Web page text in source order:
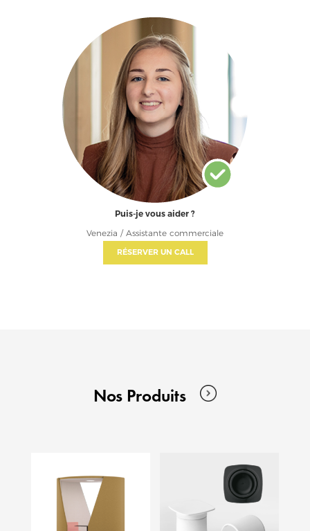
Puis-je vous aider ?
Venezia / Assistante commerciale
RÉSERVER UN CALL
Nos Produits